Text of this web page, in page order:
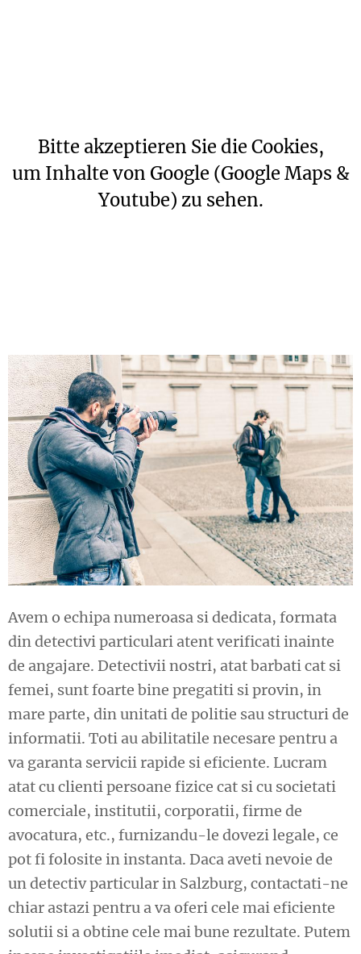
Bitte akzeptieren Sie die Cookies,
um Inhalte von Google (Google Maps &
Youtube) zu sehen.
Avem o echipa numeroasa si dedicata, formata
din detectivi particulari atent verificati inainte
de angajare. Detectivii nostri, atat barbati cat si
femei, sunt foarte bine pregatiti si provin, in
mare parte, din unitati de politie sau structuri de
informatii. Toti au abilitatile necesare pentru a
va garanta servicii rapide si eficiente. Lucram
atat cu clienti persoane fizice cat si cu societati
comerciale, institutii, corporatii, firme de
avocatura, etc., furnizandu-le dovezi legale, ce
pot fi folosite in instanta. Daca aveti nevoie de
un detectiv particular in Salzburg, contactati-ne
chiar astazi pentru a va oferi cele mai eficiente
solutii si a obtine cele mai bune rezultate. Putem